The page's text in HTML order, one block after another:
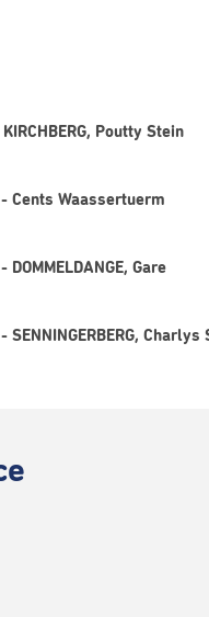
Poutty Stein
Cents Waassertuerm
Gare
Charlys